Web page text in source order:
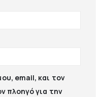
email, και τον
πλοηγό για την